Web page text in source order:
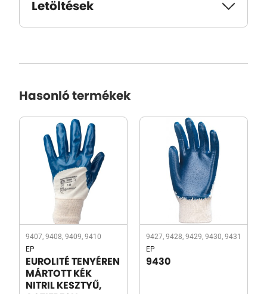
Letöltések
Hasonló termékek
9407, 9408, 9409, 9410
EP
EUROLITÉ TENYÉREN
MÁRTOTT KÉK
NITRIL KESZTYŰ,
9427, 9428, 9429, 9430, 9431
EP
9430